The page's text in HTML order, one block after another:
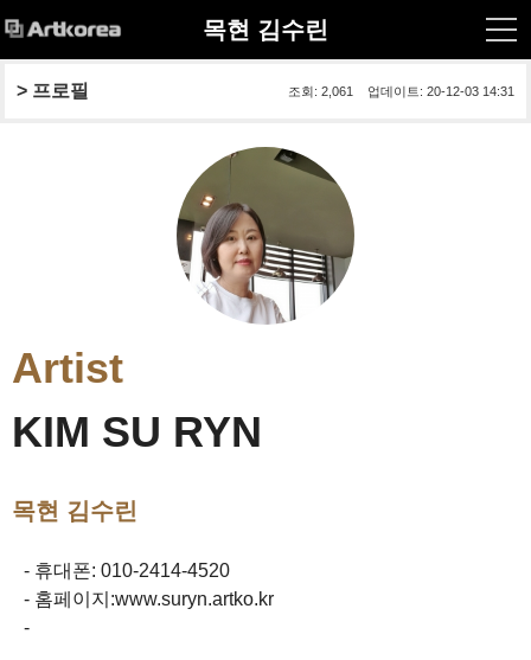
목현 김수린
조회: 2,061 업데이트: 20-12-03 14:31
> 프로필
Artist
KIM SU RYN
목현 김수린
휴대폰: 010-2414-4520
홈페이지:www.suryn.artko.kr